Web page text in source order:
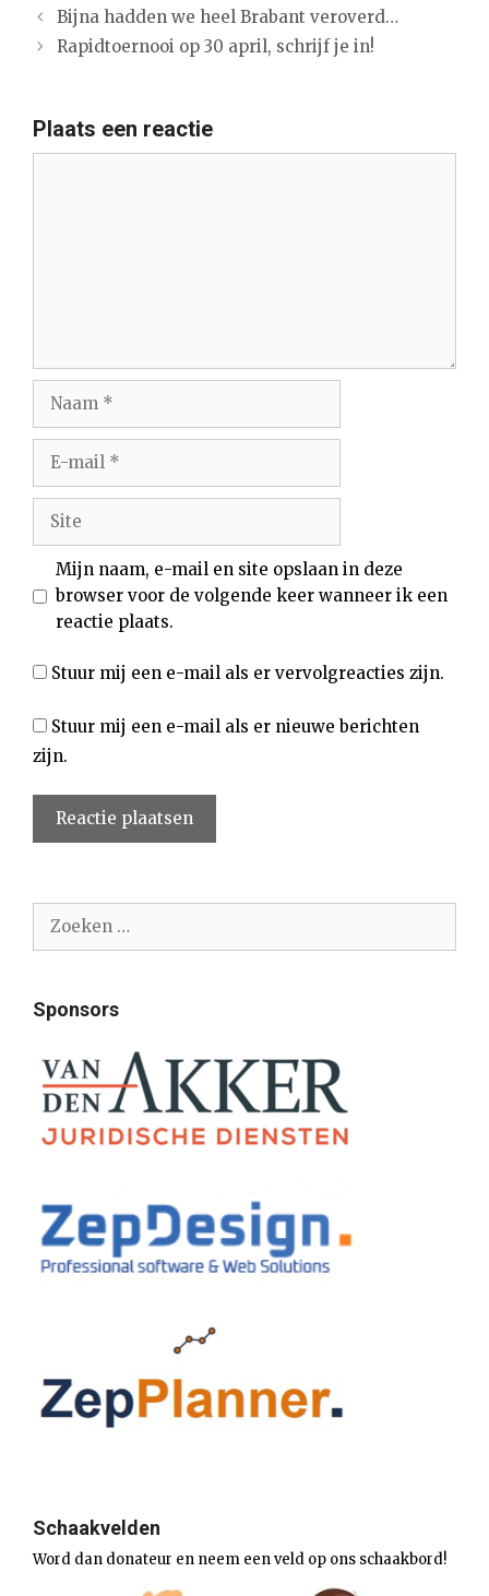
Bijna hadden we heel Brabant veroverd…
Rapidtoernooi op 30 april, schrijf je in!
Plaats een reactie
Naam
Site
Mijn naam, e-mail en site opslaan in deze
browser voor de volgende keer wanneer ik een
reactie plaats.
Stuur mij een e-mail als er vervolgreacties zijn.
Stuur mij een e-mail als er nieuwe berichten
zijn.
naar:
Sponsors
Schaakvelden
Word dan donateur en neem een veld op ons schaakbord!